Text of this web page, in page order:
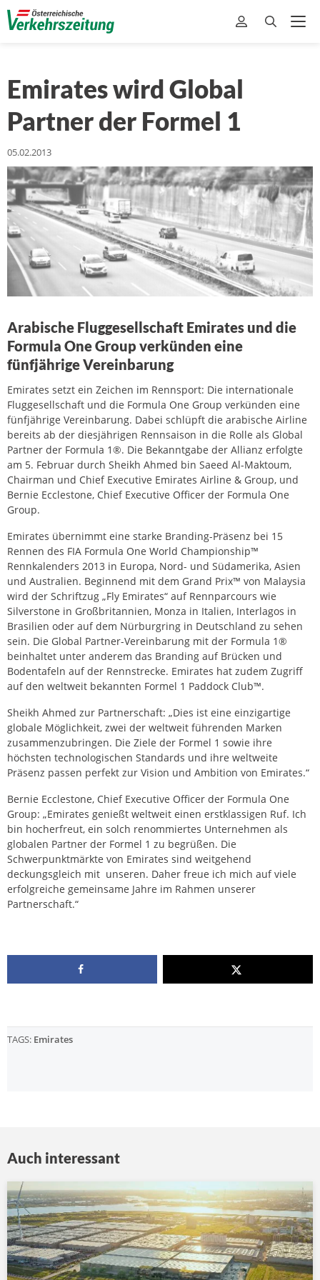
Emirates wird Global
Partner der Formel 1
05.02.2013
Arabische Fluggesellschaft Emirates und die
Formula One Group verkünden eine
fünfjährige Vereinbarung
Emirates setzt ein Zeichen im Rennsport: Die internationale
Fluggesellschaft und die Formula One Group verkünden eine
fünfjährige Vereinbarung. Dabei schlüpft die arabische Airline
bereits ab der diesjährigen Rennsaison in die Rolle als Global
Partner der Formula 1®. Die Bekanntgabe der Allianz erfolgte
am 5. Februar durch Sheikh Ahmed bin Saeed Al-Maktoum,
Chairman und Chief Executive Emirates Airline & Group, und
Bernie Ecclestone, Chief Executive Officer der Formula One
Group.
Emirates übernimmt eine starke Branding-Präsenz bei 15
Rennen des FIA Formula One World Championship™
Rennkalenders 2013 in Europa, Nord- und Südamerika, Asien
und Australien. Beginnend mit dem Grand Prix™ von Malaysia
wird der Schriftzug „Fly Emirates“ auf Rennparcours wie
Silverstone in Großbritannien, Monza in Italien, Interlagos in
Brasilien oder auf dem Nürburgring in Deutschland zu sehen
sein. Die Global Partner-Vereinbarung mit der Formula 1®
beinhaltet unter anderem das Branding auf Brücken und
Bodentafeln auf der Rennstrecke. Emirates hat zudem Zugriff
auf den weltweit bekannten Formel 1 Paddock Club™.
Sheikh Ahmed zur Partnerschaft: „Dies ist eine einzigartige
globale Möglichkeit, zwei der weltweit führenden Marken
zusammenzubringen. Die Ziele der Formel 1 sowie ihre
höchsten technologischen Standards und ihre weltweite
Präsenz passen perfekt zur Vision und Ambition von Emirates.“
Bernie Ecclestone, Chief Executive Officer der Formula One
Group: „Emirates genießt weltweit einen erstklassigen Ruf. Ich
bin hocherfreut, ein solch renommiertes Unternehmen als
globalen Partner der Formel 1 zu begrüßen. Die
Schwerpunktmärkte von Emirates sind weitgehend
deckungsgleich mit unseren. Daher freue ich mich auf viele
erfolgreiche gemeinsame Jahre im Rahmen unserer
Partnerschaft.“
TAGS: Emirates
Auch interessant